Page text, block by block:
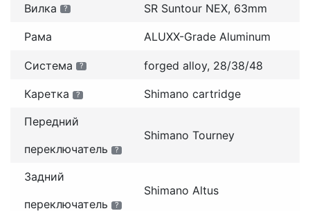
Вилка ? SR Suntour NEX, 63mm
Рама ALUXX-Grade Aluminum
Система ? forged alloy, 28/38/48
Каретка ?
Shimano cartridge
Передний
переключатель
?
Shimano Tourney
Задний
переключатель
?
Shimano Altus